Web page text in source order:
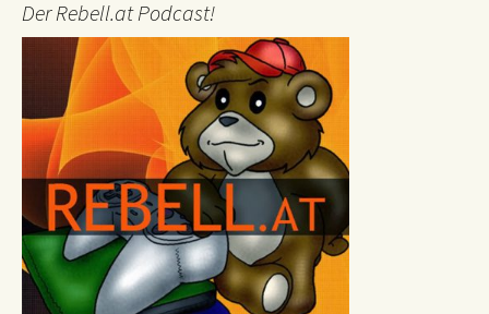
Der Rebell.at Podcast!